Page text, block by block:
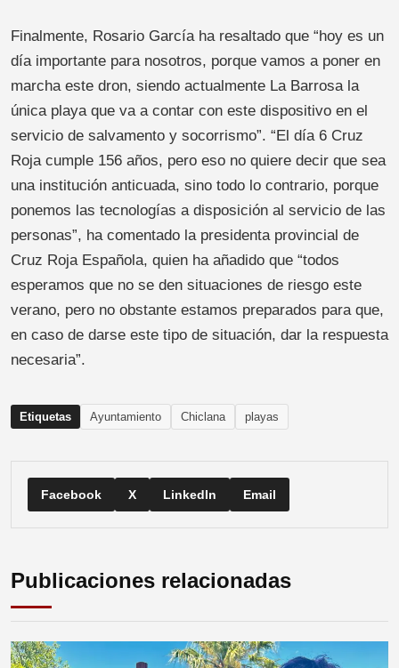
Finalmente, Rosario García ha resaltado que “hoy es un
día importante para nosotros, porque vamos a poner en
marcha este dron, siendo actualmente La Barrosa la
única playa que va a contar con este dispositivo en el
servicio de salvamento y socorrismo”. “El día 6 Cruz
Roja cumple 156 años, pero eso no quiere decir que sea
una institución anticuada, sino todo lo contrario, porque
ponemos las tecnologías a disposición al servicio de las
personas”, ha comentado la presidenta provincial de
Cruz Roja Española, quien ha añadido que “todos
esperamos que no se den situaciones de riesgo este
verano, pero no obstante estamos preparados para que,
en caso de darse este tipo de situación, dar la respuesta
necesaria”.
Etiquetas Ayuntamiento Chiclana playas
Facebook X LinkedIn Email
Publicaciones relacionadas